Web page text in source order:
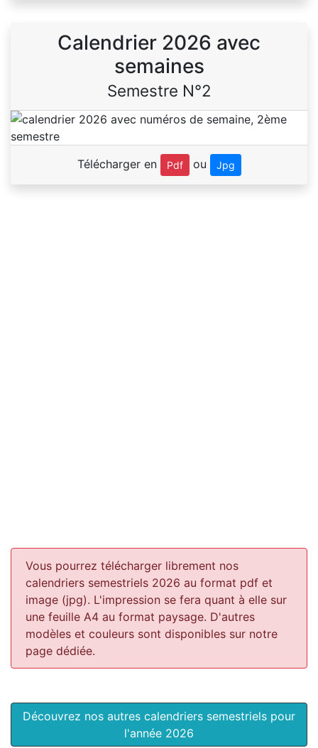
Calendrier 2026 avec
semaines
Semestre N°2
Télécharger en Pdf ou Jpg
Vous pourrez télécharger librement nos
calendriers semestriels 2026 au format pdf et
image (jpg). L'impression se fera quant à elle sur
une feuille A4 au format paysage. D'autres
modèles et couleurs sont disponibles sur notre
page dédiée.
Découvrez nos autres calendriers semestriels pour
l'année 2026